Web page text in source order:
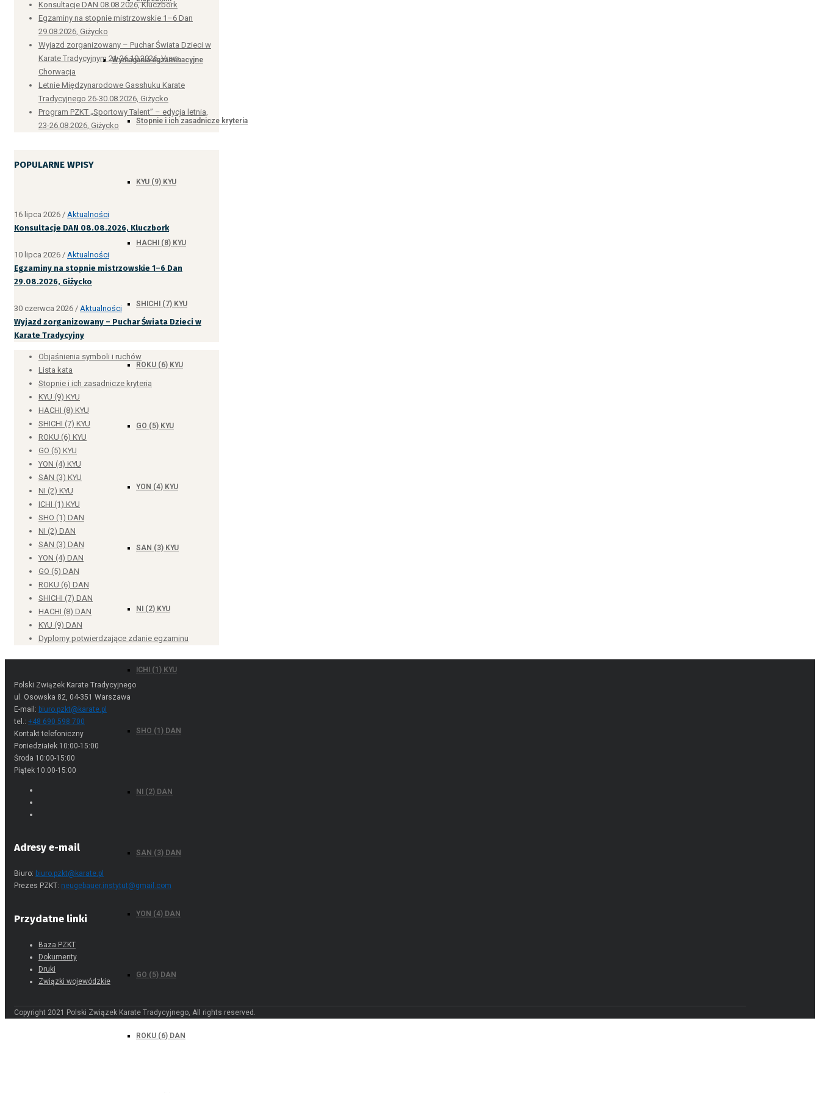
Wymagania egzaminacyjne
Stopnie i ich zasadnicze kryteria
KYU (9) KYU
HACHI (8) KYU
SHICHI (7) KYU
ROKU (6) KYU
GO (5) KYU
YON (4) KYU
SAN (3) KYU
NI (2) KYU
ICHI (1) KYU
SHO (1) DAN
NI (2) DAN
SAN (3) DAN
YON (4) DAN
GO (5) DAN
ROKU (6) DAN
Konsultacje DAN 08.08.2026, Kluczbork
Egzaminy na stopnie mistrzowskie 1–6 Dan
29.08.2026, Giżycko
Wyjazd zorganizowany – Puchar Świata Dzieci w
Karate Tradycyjnym 21-26.10.2026, Vrsar,
Chorwacja
Letnie Międzynarodowe Gasshuku Karate
Tradycyjnego 26-30.08.2026, Giżycko
Program PZKT „Sportowy Talent” – edycja letnia,
23-26.08.2026, Giżycko
POPULARNE WPISY
16 lipca 2026 / Aktualności
Konsultacje DAN 08.08.2026, Kluczbork
10 lipca 2026 / Aktualności
Egzaminy na stopnie mistrzowskie 1–6 Dan
29.08.2026, Giżycko
30 czerwca 2026 / Aktualności
Wyjazd zorganizowany – Puchar Świata Dzieci w
Karate Tradycyjny
Objaśnienia symboli i ruchów
Lista kata
Stopnie i ich zasadnicze kryteria
KYU (9) KYU
HACHI (8) KYU
SHICHI (7) KYU
ROKU (6) KYU
GO (5) KYU
YON (4) KYU
SAN (3) KYU
NI (2) KYU
ICHI (1) KYU
SHO (1) DAN
NI (2) DAN
SAN (3) DAN
YON (4) DAN
GO (5) DAN
ROKU (6) DAN
SHICHI (7) DAN
HACHI (8) DAN
KYU (9) DAN
Dyplomy potwierdzające zdanie egzaminu
Polski Związek Karate Tradycyjnego
ul. Osowska 82, 04-351 Warszawa
E-mail: biuro.pzkt@karate.pl
tel.: +48 690 598 700
Kontakt telefoniczny
Poniedziałek 10:00-15:00
Środa 10:00-15:00
Piątek 10:00-15:00
Adresy e-mail
Biuro: biuro.pzkt@karate.pl
Prezes PZKT: neugebauer.instytut@gmail.com
Przydatne linki
Baza PZKT
Dokumenty
Druki
Związki wojewódzkie
Copyright 2021 Polski Związek Karate Tradycyjnego, All rights reserved.